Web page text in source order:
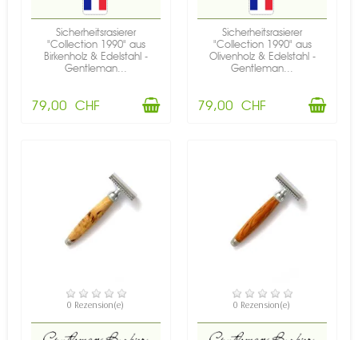
Sicherheitsrasierer
"Collection 1990" aus
Birkenholz & Edelstahl -
Gentleman...
79,00 CHF
Sicherheitsrasierer
"Collection 1990" aus
Olivenholz & Edelstahl -
Gentleman...
79,00 CHF
VERFÜGBAR
0 Rezension(e)
VERFÜGBAR
0 Rezension(e)